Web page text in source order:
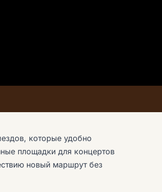
которые удобно
площадки для концертов
новый маршрут без